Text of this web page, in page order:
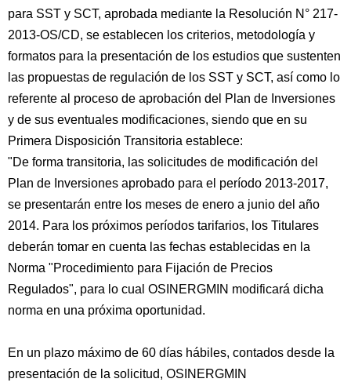
para SST y SCT, aprobada mediante la Resolución N° 217-
2013-OS/CD, se establecen los criterios, metodología y
formatos para la presentación de los estudios que sustenten
las propuestas de regulación de los SST y SCT, así como lo
referente al proceso de aprobación del Plan de Inversiones
y de sus eventuales modificaciones, siendo que en su
Primera Disposición Transitoria establece:
"De forma transitoria, las solicitudes de modificación del
Plan de Inversiones aprobado para el período 2013-2017,
se presentarán entre los meses de enero a junio del año
2014. Para los próximos períodos tarifarios, los Titulares
deberán tomar en cuenta las fechas establecidas en la
Norma "Procedimiento para Fijación de Precios
Regulados", para lo cual OSINERGMIN modificará dicha
norma en una próxima oportunidad.
En un plazo máximo de 60 días hábiles, contados desde la
presentación de la solicitud, OSINERGMIN